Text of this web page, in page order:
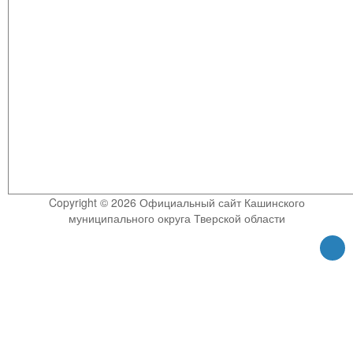
Copyright © 2026 Официальный сайт Кашинского
муниципального округа Тверской области